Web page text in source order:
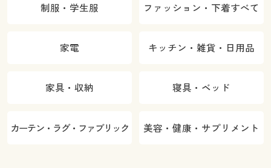
制服・学生服 ファッション・下着すべて
家電 キッチン・雑貨・日用品
家具・収納 寝具・ベッド
カーテン・ラグ・ファブリック 美容・健康・サプリメント